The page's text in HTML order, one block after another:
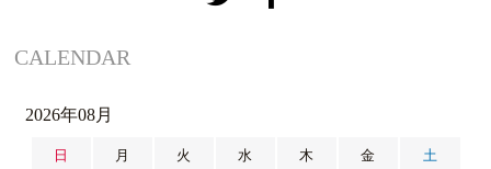
CALENDAR
2026年08月
日 月 火 水 木 金 土